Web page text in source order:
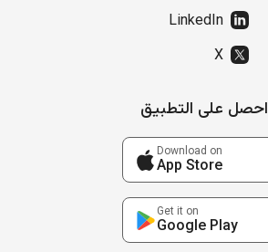
LinkedIn
X
احصل على التطبيق
Download on
App Store
Get it on
Google Play